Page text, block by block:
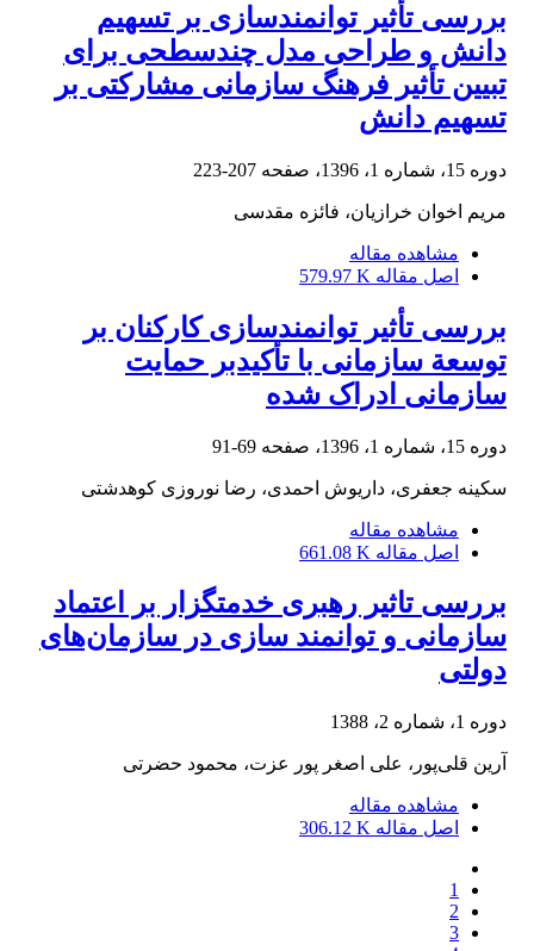
بررسی تأثیر توانمندسازی بر تسهیم
دانش و طراحی مدل چندسطحی برای
تبیین تأثیر فرهنگ سازمانی مشارکتی بر
تسهیم دانش
دوره 15، شماره 1، 1396، صفحه 207-223
مریم اخوان خرازیان، فائزه مقدسی
مشاهده مقاله
اصل مقاله 579.97 K
بررسی تأثیر توانمندسازی کارکنان بر
توسعة سازمانی با تأکیدبر حمایت
سازمانی ادراک شده
دوره 15، شماره 1، 1396، صفحه 69-91
سکینه جعفری، داریوش احمدی، رضا نوروزی کوهدشتی
مشاهده مقاله
اصل مقاله 661.08 K
بررسی تاثیر رهبری خدمتگزار بر اعتماد
سازمانی و توانمند سازی در سازمان‌های
دولتی
دوره 1، شماره 2، 1388
آرین قلی‌پور، علی اصغر پور عزت، محمود حضرتی
مشاهده مقاله
اصل مقاله 306.12 K
1
2
3